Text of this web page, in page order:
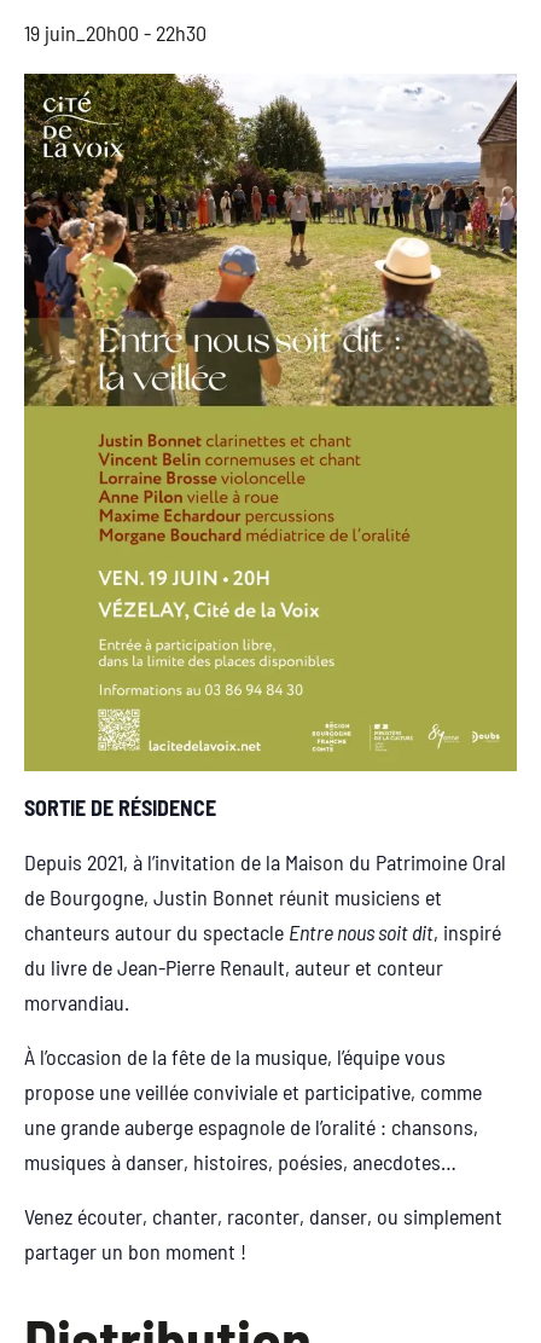
19 juin_20h00 - 22h30
SORTIE DE RÉSIDENCE
Depuis 2021, à l’invitation de la Maison du Patrimoine Oral
de Bourgogne, Justin Bonnet réunit musiciens et
chanteurs autour du spectacle Entre nous soit dit, inspiré
du livre de Jean-Pierre Renault, auteur et conteur
morvandiau.
À l’occasion de la fête de la musique, l’équipe vous
propose une veillée conviviale et participative, comme
une grande auberge espagnole de l’oralité : chansons,
musiques à danser, histoires, poésies, anecdotes…
Venez écouter, chanter, raconter, danser, ou simplement
partager un bon moment !